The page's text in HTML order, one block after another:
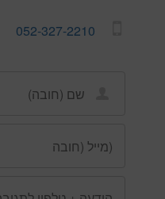
052-327-2210